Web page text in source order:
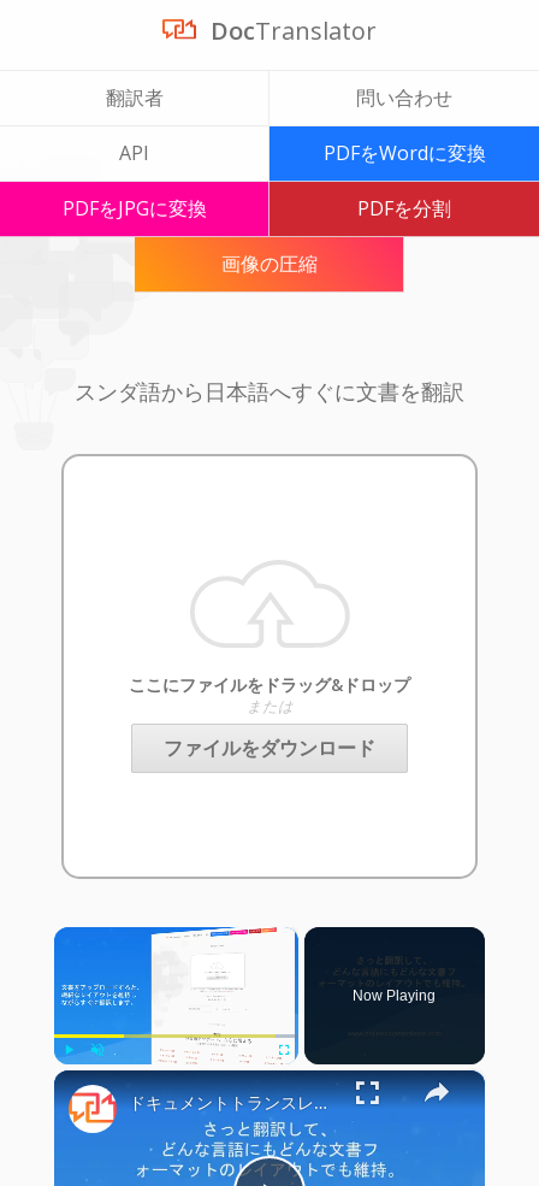
DocTranslator
翻訳者 問い合わせ
API PDFをWordに変換
PDFをJPGに変換 PDFを分割
画像の圧縮
スンダ語から日本語へすぐに文書を翻訳
ここにファイルをドラッグ&ドロップ
または
ファイルをダウンロード
×
Play Unmute Fullscreen
Now Playing
×
ドキュメントトランスレータを使用するにはどうすればよいですか？